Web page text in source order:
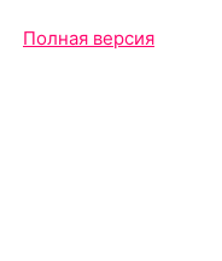
Полная версия